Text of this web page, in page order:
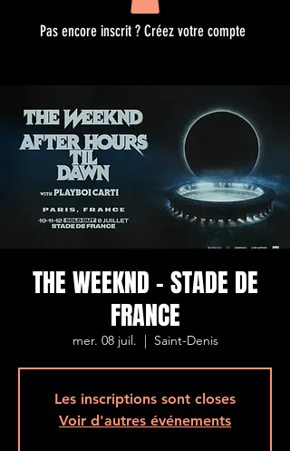
Pas encore inscrit ? Créez votre compte
THE WEEKND - STADE DE
FRANCE
mer. 08 juil.
  |
Saint-Denis
Les inscriptions sont closes
Voir d'autres événements